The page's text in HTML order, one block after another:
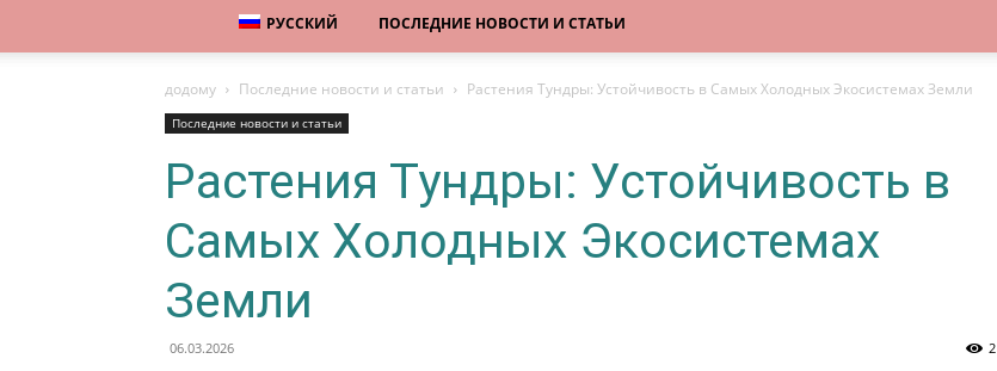
РУССКИЙ ПОСЛЕДНИЕ НОВОСТИ И СТАТЬИ
додому Последние новости и статьи Растения Тундры: Устойчивость в Самых Холодных Экосистемах Земли
Последние новости и статьи
Растения Тундры: Устойчивость в
Самых Холодных Экосистемах
Земли
06.03.2026 2